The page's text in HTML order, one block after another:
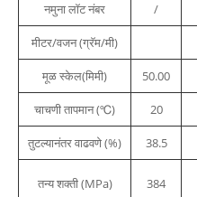
नमुना लॉट नंबर /
मीटर/वजन (ग्रॅम/मी)
मूळ स्केल(मिमी) 50.00
चाचणी तापमान (℃) 20
तुटल्यानंतर वाढवणे (%) 38.5
तन्य शक्ती (MPa) 384